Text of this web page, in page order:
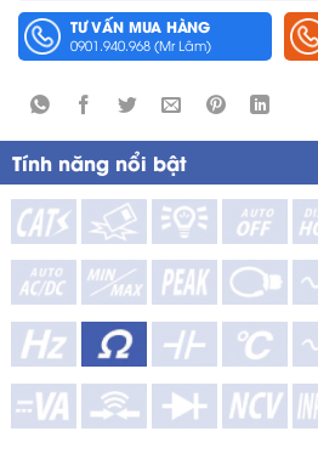
TƯ VẤN MUA HÀNG
0901.940.968 (Mr Lâm)
Tính năng nổi bật